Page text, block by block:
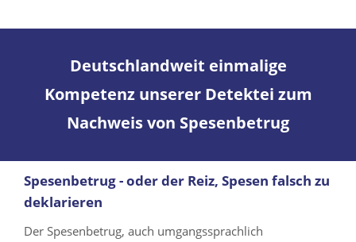
Deutschlandweit einmalige
Kompetenz unserer Detektei zum
Nachweis von Spesenbetrug
Spesenbetrug - oder der Reiz, Spesen falsch zu
deklarieren
Der Spesenbetrug, auch umgangssprachlich